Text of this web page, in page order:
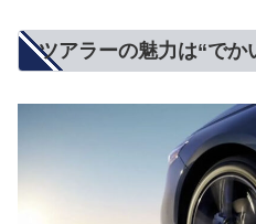
ツアラーの魅力は“でか